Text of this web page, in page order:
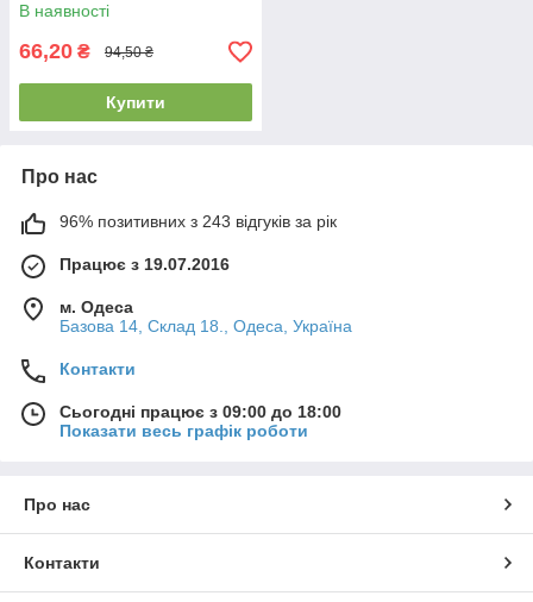
В наявності
66,20 ₴ 94,50 ₴
Купити
Про нас
96% позитивних з 243 відгуків за рік
Працює з 19.07.2016
м. Одеса
Базова 14, Склад 18., Одеса, Україна
Контакти
Сьогодні працює з 09:00 до 18:00
Показати весь графік роботи
Про нас
Контакти